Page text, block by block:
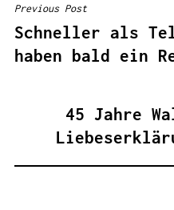
B
E
I
Previous Post
Schneller als
haben bald ein
45 Jahre